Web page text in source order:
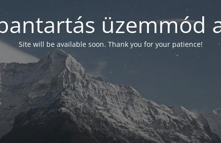
üzemmód
Site will be available soon. Thank you for your patience!